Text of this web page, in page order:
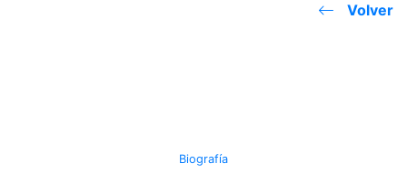
Volver
Biografía